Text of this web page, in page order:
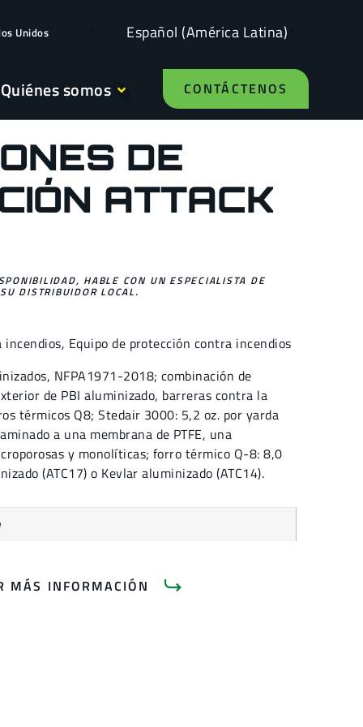
Unidos Español (América Latina)
Quiénes somos CONTÁCTENOS
DE
ATTACK
HABLE CON UN ESPECIALISTA DE
DISTRIBUIDOR LOCAL.
incendios, Equipo de protección contra incendios
NFPA1971-2018; combinación de
de PBI aluminizado, barreras contra la
térmicos Q8; Stedair 3000: 5,2 oz. por yarda
a una membrana de PTFE, una
y monolíticas; forro térmico Q-8: 8,0
(ATC17) o Kevlar aluminizado (ATC14).
MÁS INFORMACIÓN